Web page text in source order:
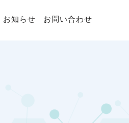
お知らせ お問い合わせ